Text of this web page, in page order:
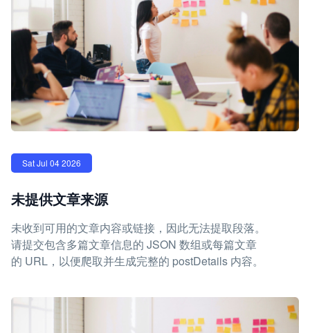
Sat Jul 04 2026
未提供文章来源
未收到可用的文章内容或链接，因此无法提取段落。
请提交包含多篇文章信息的 JSON 数组或每篇文章
的 URL，以便爬取并生成完整的 postDetails 内容。